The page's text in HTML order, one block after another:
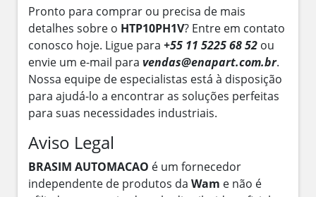
Pronto para comprar ou precisa de mais
detalhes sobre o HTP10PH1V? Entre em contato
conosco hoje. Ligue para +55 11 5225 68 52 ou
envie um e-mail para vendas@enapart.com.br.
Nossa equipe de especialistas está à disposição
para ajudá-lo a encontrar as soluções perfeitas
para suas necessidades industriais.
Aviso Legal
BRASIM AUTOMACAO é um fornecedor
independente de produtos da Wam e não é